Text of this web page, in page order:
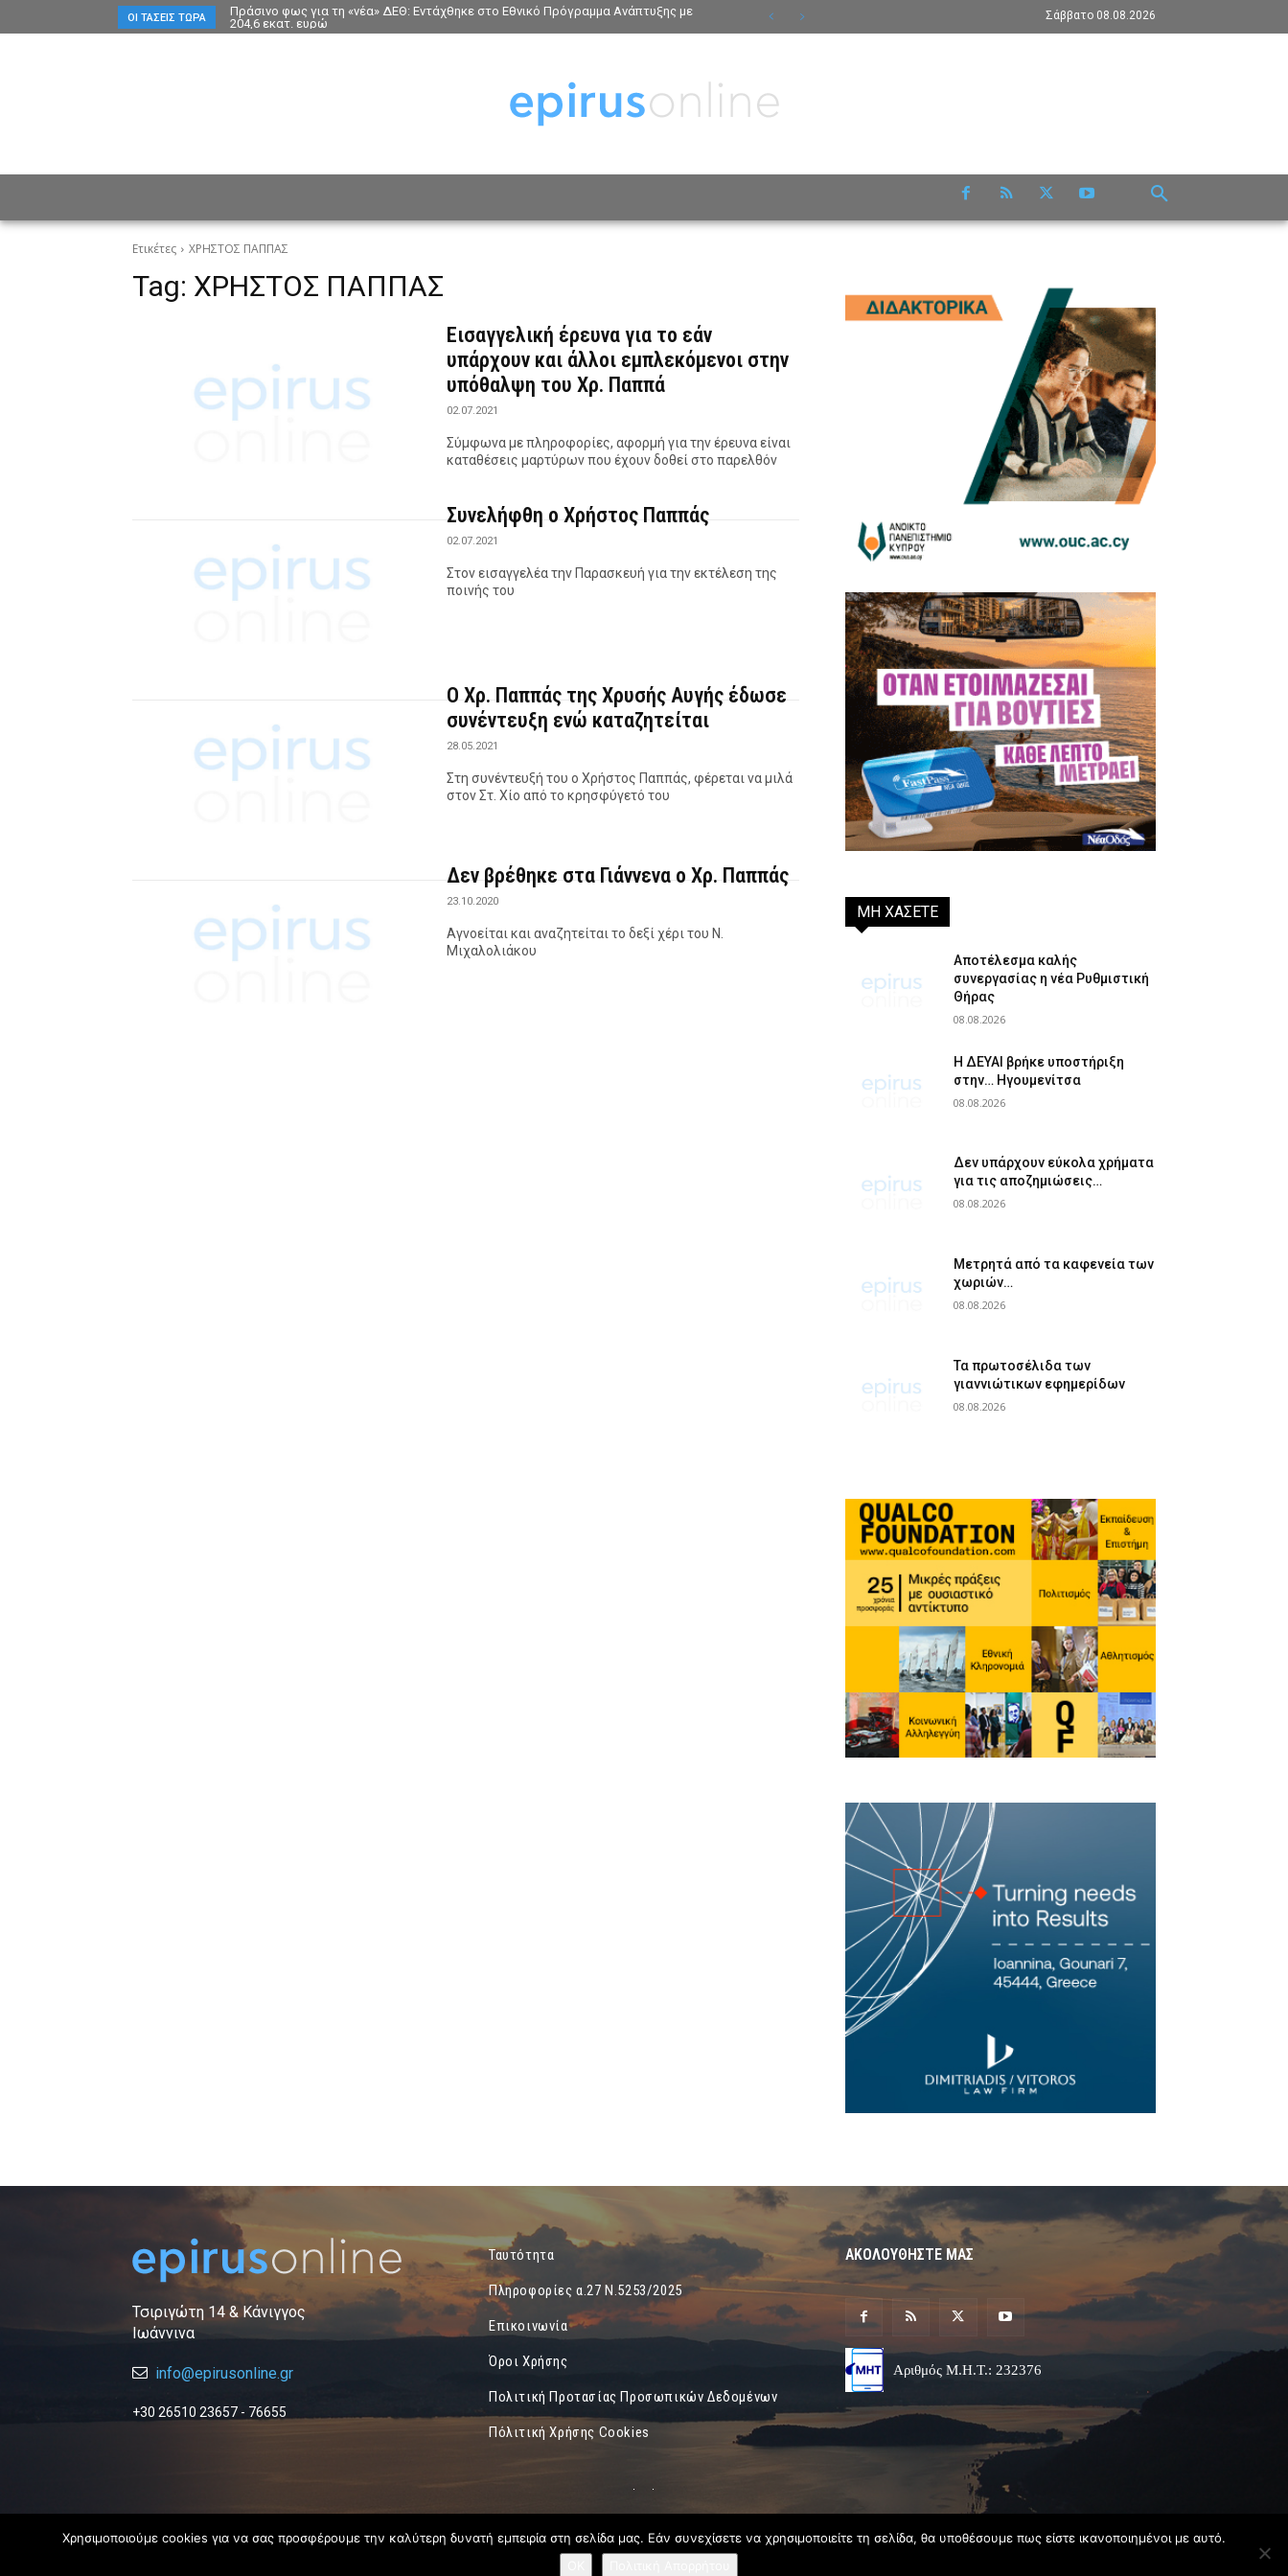
ΟΙ ΤΆΣΕΙΣ ΤΏΡΑ
Πράσινο φως για τη «νέα» ΔΕΘ: Εντάχθηκε στο Εθνικό Πρόγραμμα Ανάπτυξης με
204,6 εκατ. ευρώ
Σάββατο 08.08.2026
Ετικέτες ΧΡΗΣΤΟΣ ΠΑΠΠΑΣ
Tag: ΧΡΗΣΤΟΣ ΠΑΠΠΑΣ
Εισαγγελική έρευνα για το εάν
υπάρχουν και άλλοι εμπλεκόμενοι στην
υπόθαλψη του Χρ. Παππά
02.07.2021
Σύμφωνα με πληροφορίες, αφορμή για την έρευνα είναι
καταθέσεις μαρτύρων που έχουν δοθεί στο παρελθόν
Συνελήφθη ο Χρήστος Παππάς
02.07.2021
Στον εισαγγελέα την Παρασκευή για την εκτέλεση της
ποινής του
Ο Χρ. Παππάς της Χρυσής Αυγής έδωσε
συνέντευξη ενώ καταζητείται
28.05.2021
Στη συνέντευξή του ο Χρήστος Παππάς, φέρεται να μιλά
στον Στ. Χίο από το κρησφύγετό του
Δεν βρέθηκε στα Γιάννενα ο Χρ. Παππάς
23.10.2020
Αγνοείται και αναζητείται το δεξί χέρι του Ν.
Μιχαλολιάκου
ΜΗ ΧΑΣΕΤΕ
Αποτέλεσμα καλής
συνεργασίας η νέα Ρυθμιστική
Θήρας
08.08.2026
Η ΔΕΥΑΙ βρήκε υποστήριξη
στην… Ηγουμενίτσα
08.08.2026
Δεν υπάρχουν εύκολα χρήματα
για τις αποζημιώσεις…
08.08.2026
Μετρητά από τα καφενεία των
χωριών…
08.08.2026
Τα πρωτοσέλιδα των
γιαννιώτικων εφημερίδων
08.08.2026
Τσιριγώτη 14 & Κάνιγγος
Ιωάννινα
info@epirusonline.gr
+30 26510 23657 - 76655
Ταυτότητα
Πληροφορίες α.27 Ν.5253/2025
Επικοινωνία
Όροι Χρήσης
Πολιτική Προτασίας Προσωπικών Δεδομένων
Πόλιτική Χρήσης Cookies
ΑΚΟΛΟΥΘΗΣΤΕ ΜΑΣ
Αριθμός Μ.Η.Τ.: 232376
Χρησιμοποιούμε cookies για να σας προσφέρουμε την καλύτερη δυνατή εμπειρία στη σελίδα μας. Εάν συνεχίσετε να χρησιμοποιείτε τη σελίδα, θα υποθέσουμε πως είστε ικανοποιημένοι με αυτό.